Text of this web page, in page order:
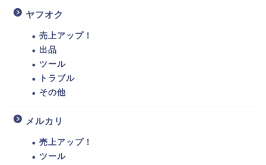
ヤフオク
売上アップ！
出品
ツール
トラブル
その他
メルカリ
売上アップ！
ツール